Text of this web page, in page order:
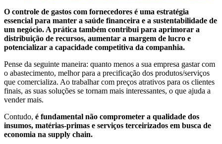
O controle de gastos com fornecedores é uma estratégia
essencial para manter a saúde financeira e a sustentabilidade de
um negócio. A prática também contribui para aprimorar a
distribuição de recursos, aumentar a margem de lucro e
potencializar a capacidade competitiva da companhia.
Pense da seguinte maneira: quanto menos a sua empresa gastar com
o abastecimento, melhor para a precificação dos produtos/serviços
que comercializa. Ao trabalhar com preços atrativos para os clientes
finais, as suas soluções se tornam mais interessantes, o que ajuda a
vender mais.
Contudo, é fundamental não comprometer a qualidade dos
insumos, matérias-primas e serviços terceirizados em busca de
economia na supply chain.